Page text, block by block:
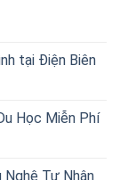
tại Điện Biên
Học Miễn Phí
Nghệ Tư Nhân